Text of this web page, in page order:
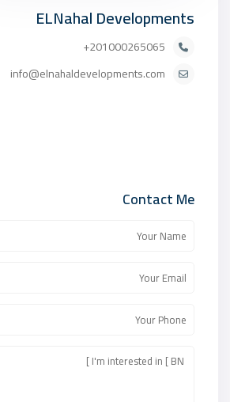
ELNahal Developments
201000265065+
info@elnahaldevelopments.com
Contact Me